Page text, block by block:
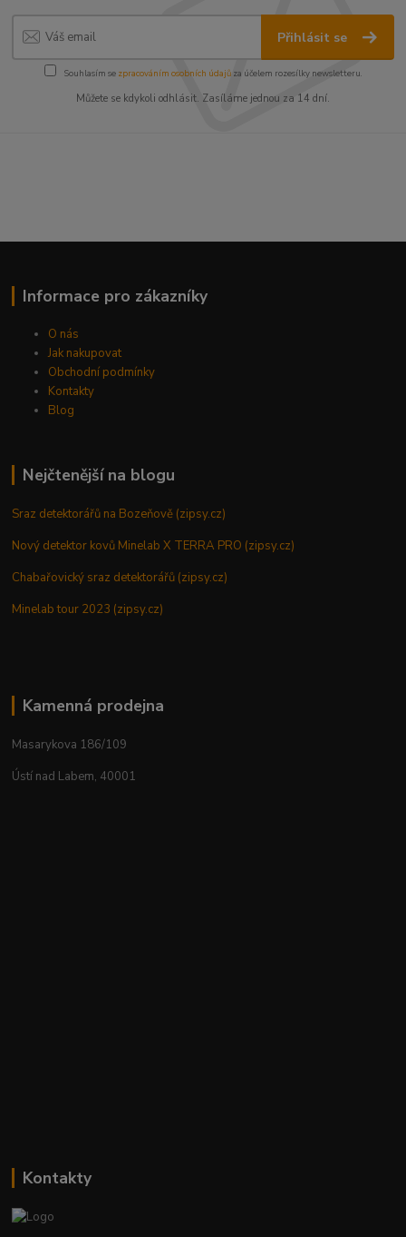
Přihlásit se
Souhlasím se zpracováním osobních údajůza účelem rozesílky newsletteru.
Můžete se kdykoli odhlásit. Zasíláme jednou za 14 dní.
Informace pro zákazníky
O nás
Jak nakupovat
Obchodní podmínky
Kontakty
Blog
Nejčtenější na blogu
Sraz detektorářů na Bozeňově (zipsy.cz)
Nový detektor kovů Minelab X TERRA PRO (zipsy.cz)
Chabařovický sraz detektorářů (zipsy.cz)
Minelab tour 2023 (zipsy.cz)
Kamenná prodejna
Masarykova 186/109
Ústí nad Labem, 40001
Kontakty